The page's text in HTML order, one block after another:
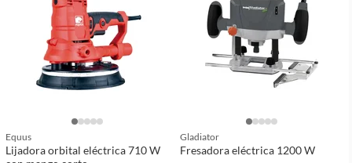
Equus
Lijadora orbital eléctrica 710 W
Gladiator
Fresadora eléctrica 1200 W